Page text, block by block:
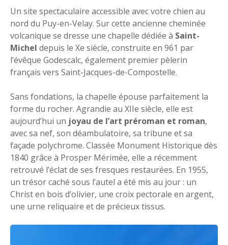
Un site spectaculaire accessible avec votre chien au
nord du Puy-en-Velay. Sur cette ancienne cheminée
volcanique se dresse une chapelle dédiée à Saint-
Michel depuis le Xe siècle, construite en 961 par
l’évêque Godescalc, également premier pèlerin
français vers Saint-Jacques-de-Compostelle.
Sans fondations, la chapelle épouse parfaitement la
forme du rocher. Agrandie au XIIe siècle, elle est
aujourd’hui un joyau de l’art préroman et roman,
avec sa nef, son déambulatoire, sa tribune et sa
façade polychrome. Classée Monument Historique dès
1840 grâce à Prosper Mérimée, elle a récemment
retrouvé l’éclat de ses fresques restaurées. En 1955,
un trésor caché sous l’autel a été mis au jour : un
Christ en bois d’olivier, une croix pectorale en argent,
une urne reliquaire et de précieux tissus.